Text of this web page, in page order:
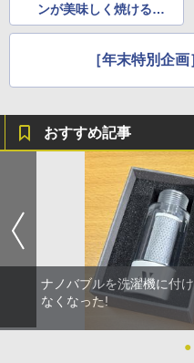
ンが美味しく焼ける製
品を発見【私の2023】
［年末特別企
おすすめ記事
ナノバブルを洗濯機に付
なくなった!
●